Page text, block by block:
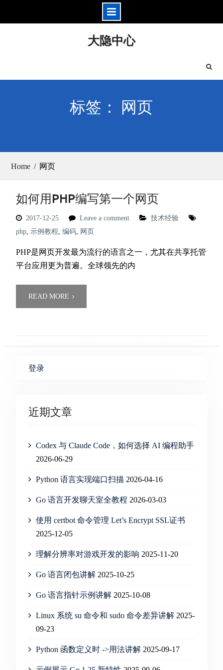
大隐中心
标签： 网页
Home 网页
如何用PHP编写第一个网页
2017-12-25 Leave a comment
技术经验
php, 示例教程, 编码, 网页
PHP是网页开发最为流行的语言之一，尤其在共享托管
平台应用更为普遍。全球领先的内
READ MORE
登录
近期文章
Codex 与 Claude Code，如何选择 AI 编程助手
2026-06-29
Python 语言实现端口扫描 2026-04-16
Go 语言开发聊天室全教程 2026-03-03
使用 certbot 命令管理 Let’s Encrypt SSL证书
2025-12-05
理解分辨率对游戏开发的影响 2025-11-20
Go 语言闭包讲解 2025-10-25
Go 语言指针示例讲解 2025-10-08
Linux 系统 su 命令和 sudo 命令差异讲解 2025-
09-23
Python 函数定义时 ->用法讲解 2025-09-17